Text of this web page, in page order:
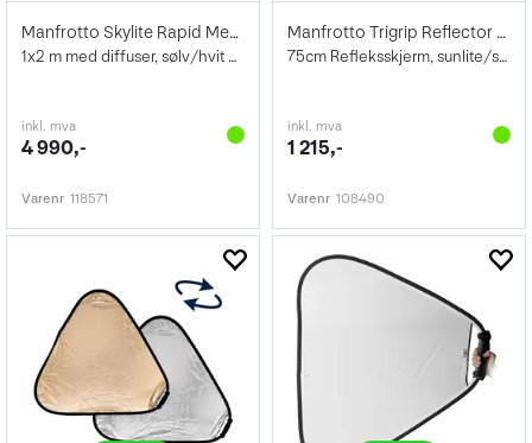
Manfrotto Skylite Rapid Medium Kit 1x2 m
1x2 m med diffuser, sølv/hvit duk og bag
inkl. mva
4 990,-
Varenr 118571
Manfrotto Trigrip Reflector 75cm Sun/Sil
75cm Refleksskjerm, sunlite/softsølv
inkl. mva
1 215,-
Varenr 108490